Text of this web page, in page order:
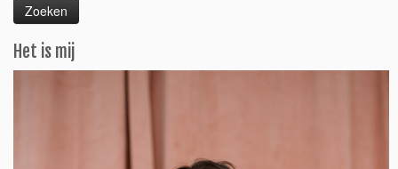
Het is mij